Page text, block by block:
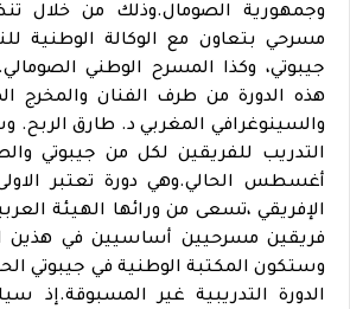
وجمهورية الصومال.وذلك من خلال
مسرحي بتعاون مع الوكالة الوطنية
جيبوتي، وكذا المسرح الوطني
هذه الدورة من طرف الفنان والمخرج
والسينوغرافي المغربي د. طارق الربح.
أغسطس الحالي.وهي دورة تعتبر
الإفريقي ،تسعى من ورائها الهيئة
فريقين مسرحيين أساسيين في هذين
وستكون المكتبة الوطنية في جيبوتي